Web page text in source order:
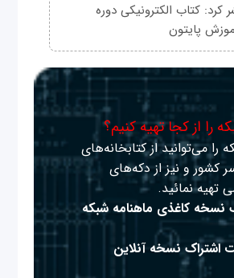
کرد: کتاب الکترونیکی دوره
پایتون
را از کجا تهیه کنیم؟
را می‌توانید از کتابخانه‌های
کشور و نیز از دکه‌های
تهیه نمائید.
نسخه کاغذی ماهنامه شبکه
اشتراک نسخه آنلاین